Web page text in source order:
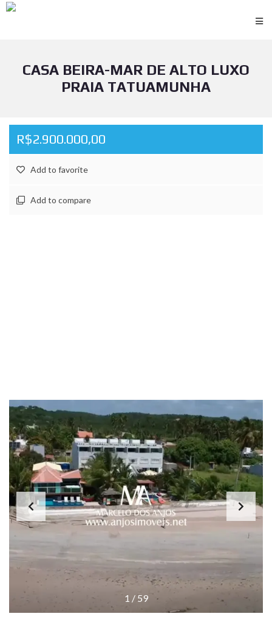
CASA BEIRA-MAR DE ALTO LUXO
PRAIA TATUAMUNHA
R$2.900.000,00
Add to favorite
Add to compare
1 / 59